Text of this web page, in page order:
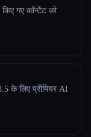
गए कॉन्टेंट को
के लिए प्रीमियर AI